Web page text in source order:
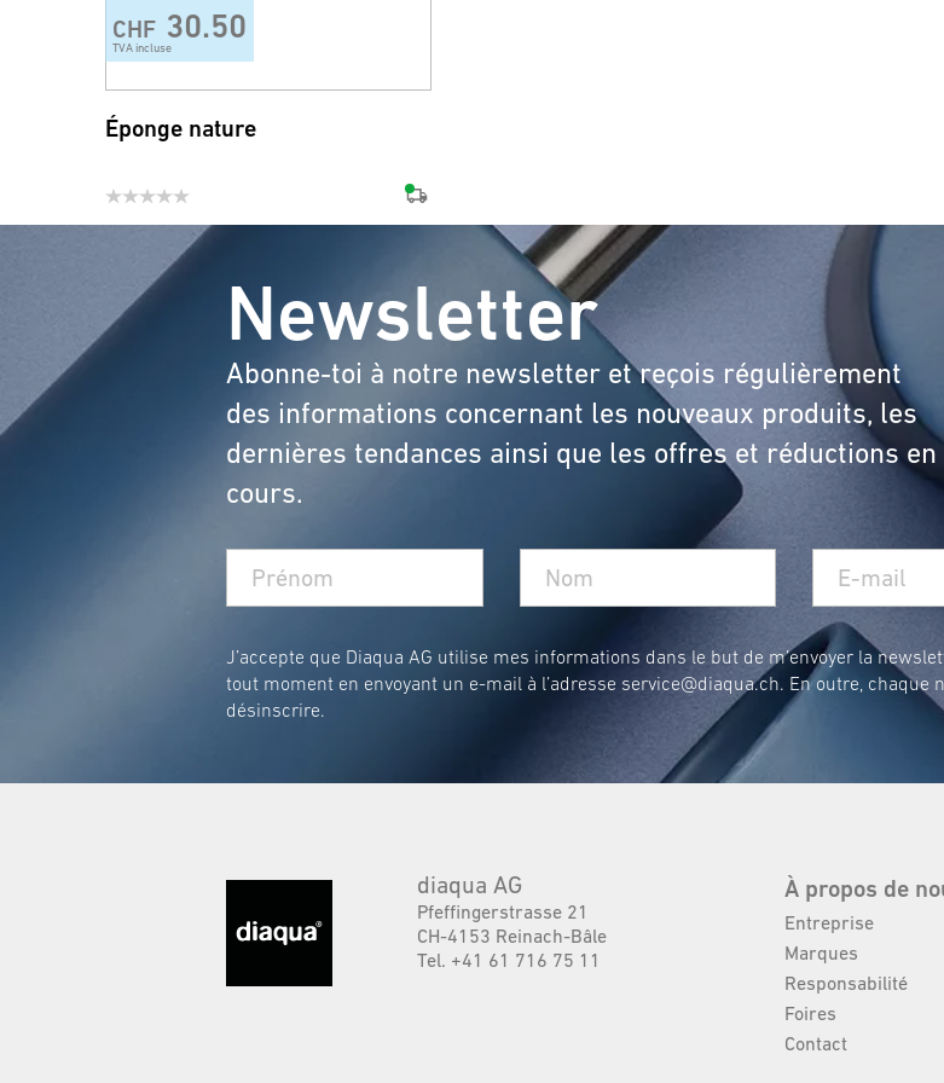
CHF 30.50
TVA incluse
Éponge nature
Newsletter
Abonne-toi à notre newsletter et reçois régulièrement
des informations concernant les nouveaux produits, les
dernières tendances ainsi que les offres et réductions en
cours.
J’accepte que Diaqua AG utilise mes informations dans le but de m’envoyer la
tout moment en envoyant un e-mail à l’adresse service@diaqua.ch. En outre, chaque
désinscrire.
diaqua AG
Pfeffingerstrasse 21
CH-4153 Reinach-Bâle
Tel. +41 61 716 75 11
À propos de
Entreprise
Marques
Responsabilité
Foires
Contact